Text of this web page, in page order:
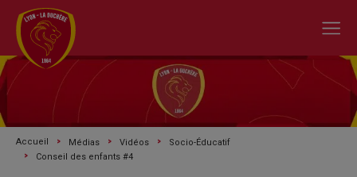
Accueil Médias Vidéos
Socio-Éducatif
Conseil des enfants #4